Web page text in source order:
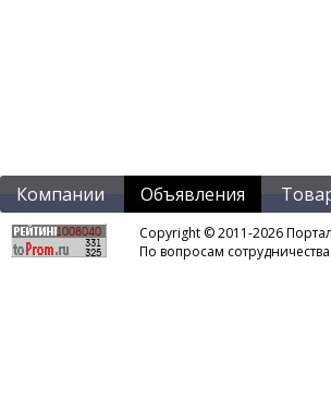
Компании Объявления
Copyright © 2011-2026
По вопросам